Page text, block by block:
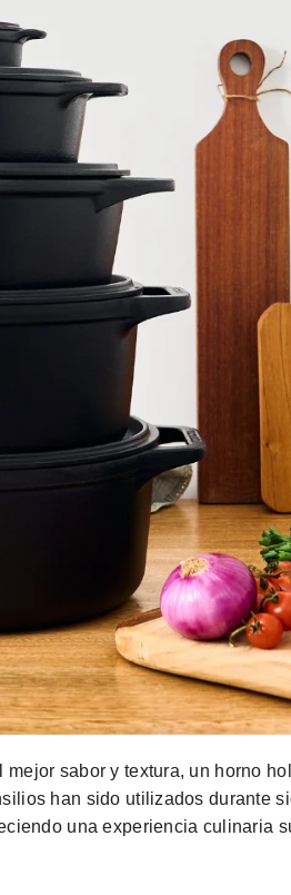
sabor y textura, un horno
han sido utilizados durante
una experiencia culinaria